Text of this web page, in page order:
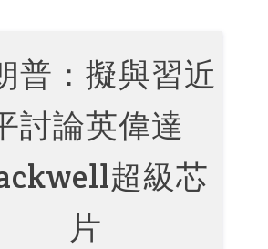
普：擬與習近
討論英偉達
超級芯
片